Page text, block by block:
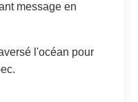
message en
l'océan pour